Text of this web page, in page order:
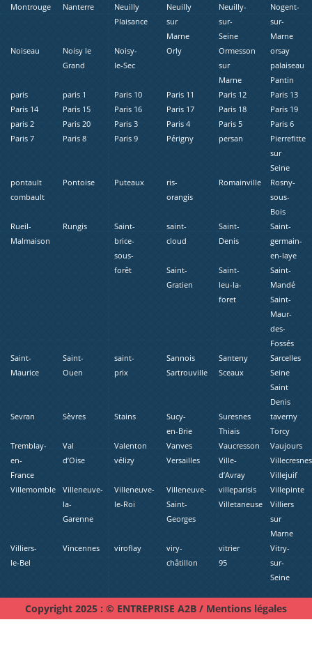
Montrouge
Nanterre
Neuilly
Plaisance
Neuilly
sur
Marne
Neuilly-
sur-
Seine
Nogent-
sur-
Marne
Noiseau
Noisy le
Grand
Noisy-
le-Sec
Orly
Ormesson
sur
Marne
orsay
palaiseau
Pantin
paris
paris 1 Paris 10 Paris 11 Paris 12
Paris 13
Paris 14
Paris 15 Paris 16 Paris 17 Paris 18
Paris 19
paris 2
Paris 20 Paris 3 Paris 4 Paris 5
Paris 6
Paris 7
Paris 8 Paris 9 Périgny persan
Pierrefitte
sur
Seine
pontault
combault
Pontoise Puteaux
ris-
orangis
Romainville
Rosny-
sous-
Bois
Rueil-
Malmaison
Rungis
Saint-
brice-
sous-
forêt
saint-
cloud
Saint-
Denis
Saint-
germain-
en-laye
Saint-
Gratien
Saint-
leu-la-
foret
Saint-
Mandé
Saint-
Maur-
des-
Fossés
Saint-
Maurice
Saint-
Ouen
saint-
prix
Sannois Santeny
Sarcelles
Sartrouville
Sceaux
Seine
Saint
Denis
Sevran
Sèvres Stains
Sucy-
en-Brie
Suresnes
taverny
Thiais
Torcy
Tremblay-
en-
France
Val
d’Oise
Valenton Vanves Vaucresson
Vaujours
vélizy
Versailles
Ville-
d’Avray
Villecresnes
Villejuif
Villemomble
Villeneuve-
la-
Garenne
Villeneuve-
le-Roi
Villeneuve-
Saint-
Georges
villeparisis
Villepinte
Villetaneuse
Villiers
sur
Marne
Villiers-
le-Bel
Vincennes viroflay
viry-
châtillon
vitrier
95
Vitry-
sur-
Seine
Copyright 2025 : © ENTREPRISE A2B / Mentions légales